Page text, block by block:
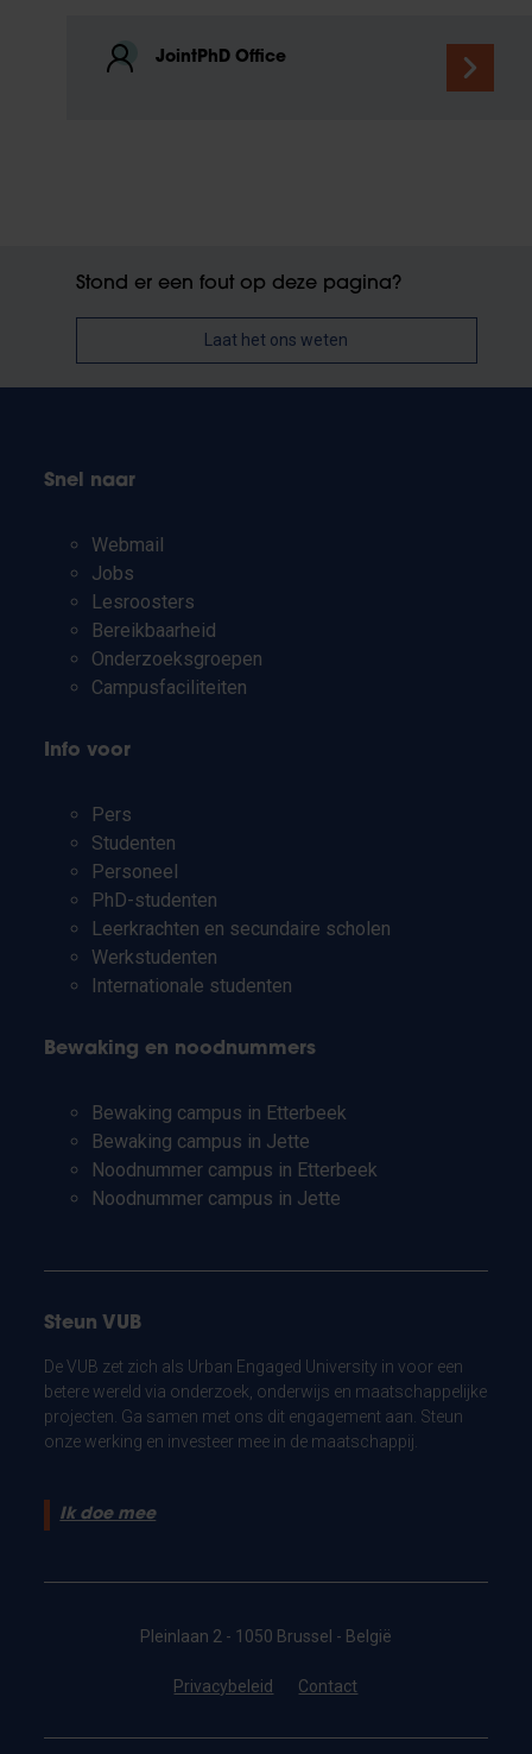
JointPhD Office
Stond er een fout op deze pagina?
Laat het ons weten
Snel naar
Webmail
Jobs
Lesroosters
Bereikbaarheid
Onderzoeksgroepen
Campusfaciliteiten
Info voor
Pers
Studenten
Personeel
PhD-studenten
Leerkrachten en secundaire scholen
Werkstudenten
Internationale studenten
Bewaking en noodnummers
Bewaking campus in Etterbeek
Bewaking campus in Jette
Noodnummer campus in Etterbeek
Noodnummer campus in Jette
Steun VUB
De VUB zet zich als Urban Engaged University in voor een
betere wereld via onderzoek, onderwijs en maatschappelijke
projecten. Ga samen met ons dit engagement aan. Steun
onze werking en investeer mee in de maatschappij.
Ik doe mee
Pleinlaan 2 - 1050 Brussel - België
Privacybeleid Contact